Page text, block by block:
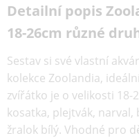
Detailní popis
18-26cm různé
Sestav si své vlastní
kolekce Zoolandia,
zvířátko je o velikosti
kosatka, plejtvák, narval,
žralok bílý. Vhodné pro